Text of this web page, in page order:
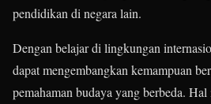
pendidikan di negara lain.
Dengan belajar di lingkungan
dapat mengembangkan kemampuan
pemahaman budaya yang berbeda.